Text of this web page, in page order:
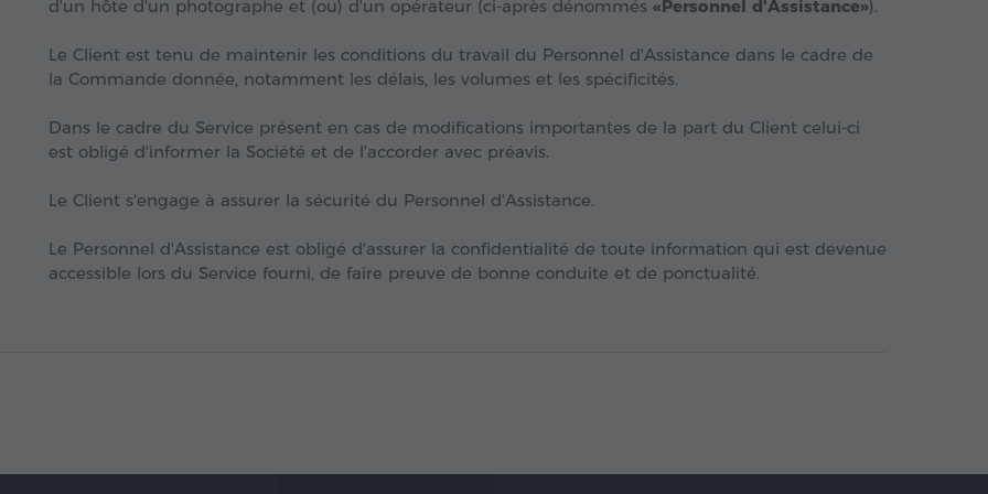
d'un hôte d'un photographe et (ou) d'un opérateur (ci-après dénommés «Personnel d'Assistance»).
Le Client est tenu de maintenir les conditions du travail du Personnel d'Assistance dans le cadre de
la Commande donnée, notamment les délais, les volumes et les spécificités.
Dans le cadre du Service présent en cas de modifications importantes de la part du Client celui-ci
est obligé d'informer la Société et de l'accorder avec préavis.
Le Client s'engage à assurer la sécurité du Personnel d'Assistance.
Le Personnel d'Assistance est obligé d'assurer la confidentialité de toute information qui est devenue
accessible lors du Service fourni, de faire preuve de bonne conduite et de ponctualité.